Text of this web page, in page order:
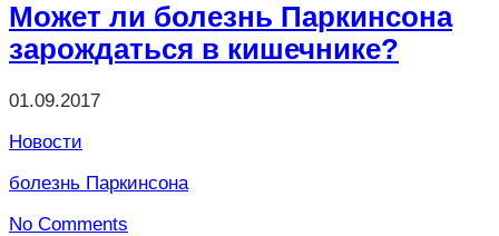
Может ли болезнь Паркинсона
зарождаться в кишечнике?
01.09.2017
Новости
болезнь Паркинсона
No Comments